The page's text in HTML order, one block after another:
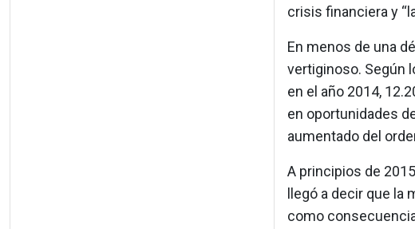
crisis financiera y
En menos de una
vertiginoso. Según
en el año 2014,
en oportunidades
aumentado del
A principios de
llegó a decir que
como